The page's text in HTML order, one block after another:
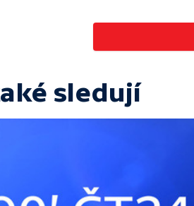
sledují